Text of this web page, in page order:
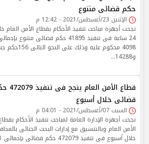
حكم قضائى متنوع
الإثنين 23/أغسطس/2021 - 12:42 م
نجحت أجهزة مباحث تنفيذ الأحكام بقطاع الأمن العام
24 ساعة فى تنفيذ 41895 حكم قضائى متنوع
4098 محكوم عليه وذلك على النحو
و14288…
قطاع الأمن
قضائى خلال أسبوع
السبت 07/أغسطس/2021 - 04:01 م
نجحت أجهزة الإدارة العامة لمباحث تنفيذ الأحكام
الأمن العام وبالتنسيق مع إدارات البحث الجنائى
خلال أسبوع فى تنفيذ 472079 حكم قضائى بإجمالى 391…